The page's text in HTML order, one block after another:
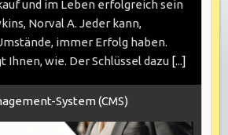
und im Leben erfolgreich sein
Norval A. Jeder kann,
immer Erfolg haben.
Ihnen, wie. Der Schlüssel dazu [...]
System (CMS)